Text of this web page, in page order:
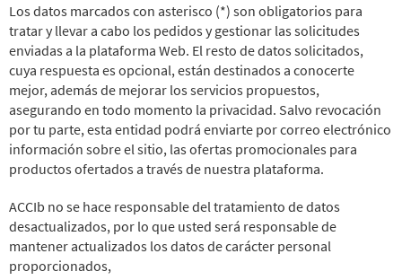
Los datos marcados con asterisco (*) son obligatorios para
tratar y llevar a cabo los pedidos y gestionar las solicitudes
enviadas a la plataforma Web. El resto de datos solicitados,
cuya respuesta es opcional, están destinados a conocerte
mejor, además de mejorar los servicios propuestos,
asegurando en todo momento la privacidad. Salvo revocación
por tu parte, esta entidad podrá enviarte por correo electrónico
información sobre el sitio, las ofertas promocionales para
productos ofertados a través de nuestra plataforma.
ACCIb no se hace responsable del tratamiento de datos
desactualizados, por lo que usted será responsable de
mantener actualizados los datos de carácter personal
proporcionados,